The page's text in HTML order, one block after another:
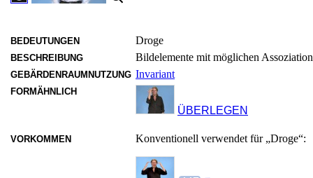
BEDEUTUNGEN Droge
BESCHREIBUNG Bildelemente mit möglichen
GEBÄRDENRAUMNUTZUNG Invariant
FORMÄHNLICH
ÜBERLEGEN
VORKOMMEN Konventionell verwendet für „Droge“: